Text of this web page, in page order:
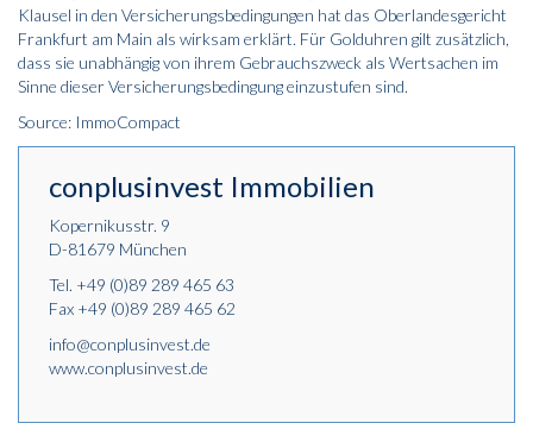
Klausel in den Versicherungsbedingungen hat das Oberlandesgericht
Frankfurt am Main als wirksam erklärt. Für Golduhren gilt zusätzlich,
dass sie unabhängig von ihrem Gebrauchszweck als Wertsachen im
Sinne dieser Versicherungsbedingung einzustufen sind.
Source: ImmoCompact
conplusinvest Immobilien
Kopernikusstr. 9
D-81679 München
Tel. +49 (0)89 289 465 63
Fax +49 (0)89 289 465 62
info@conplusinvest.de
www.conplusinvest.de